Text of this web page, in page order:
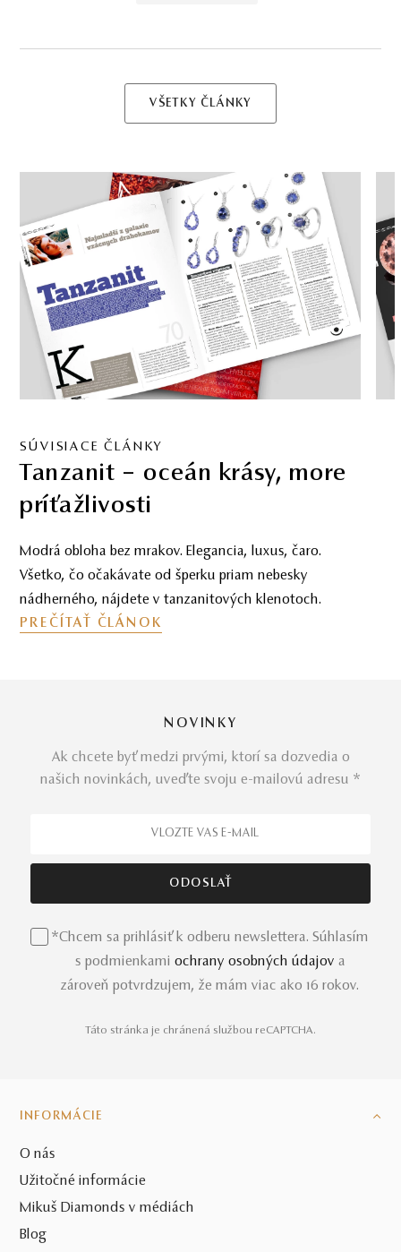
VŠETKY ČLÁNKY
SÚVISIACE ČLÁNKY
Morganit – romantický
drahokam lásky
Nasaďte si ružové okuliare a pripravte sa na skvostnú
cestu, ktorou vás prevedie drahokam morganit – púť
naplnenú krásnymi citovými nuansami.
PREČÍTAŤ ČLÁNOK
NOVINKY
Ak chcete byť medzi prvými, ktorí sa dozvedia o
našich novinkách, uveďte svoju e-mailovú adresu *
*Chcem sa prihlásiť k odberu newslettera. Súhlasím
s podmienkami ochrany osobných údajov a
zároveň potvrdzujem, že mám viac ako 16 rokov.
Táto stránka je chránená službou reCAPTCHA.
INFORMÁCIE
O nás
Užitočné informácie
Mikuš Diamonds v médiách
Blog